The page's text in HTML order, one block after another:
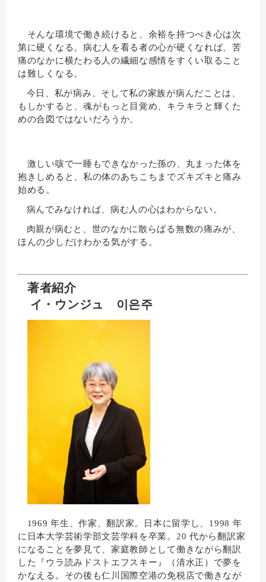
そんな環境で働き続けると、余裕を持つべき心は次
第に硬くなる。病む人を看る者の心が硬くなれば、苦
痛のなかに横たわる人の繊細な感情をすくい取ること
は難しくなる。
今日、私が病み、そして私の家族が病んだことは、
もしかすると、魂がもっと目覚め、キラキラと輝くた
めの合図ではないだろうか。
激しい咳で一睡もできなかった孫の、丸まった体を
抱きしめると、私の体のあちこちまでズキズキと痛み
始める。
病んでみなければ、病む人の心はわからない。
肉親が病むと、世のなかに散らばる無数の痛みが、
ほんの少しだけわかる気がする。
著者紹介
イ・ウンジュ
이은주
1969 年生、作家、翻訳家。日本に留学し、1998 年
に日本大学芸術学部文芸学科を卒業。20 代から翻訳家
になることを夢見て、家庭教師として働きながら翻訳
した『ウラ読みドストエフスキー』（清水正）で夢を
かなえる。その後も仁川国際空港の免税店で働きなが